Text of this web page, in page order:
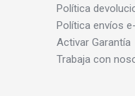
Política
Política envíos
Activar Garantía
Trabaja con